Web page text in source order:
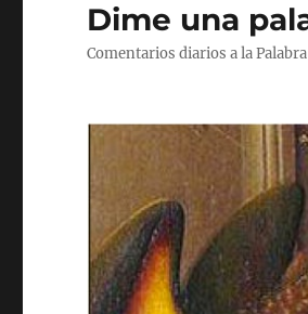
Dime una
Comentarios diarios a la